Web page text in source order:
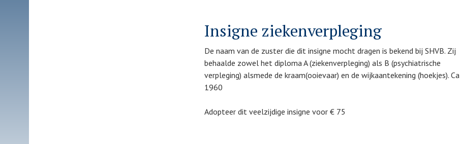
Insigne ziekenverpleging
De naam van de zuster die dit insigne mocht dragen is bekend bij SHVB. Zij
behaalde zowel het diploma A (ziekenverpleging) als B (psychiatrische
verpleging) alsmede de kraam(ooievaar) en de wijkaantekening (hoekjes). Ca
1960
Adopteer dit veelzijdige insigne voor € 75